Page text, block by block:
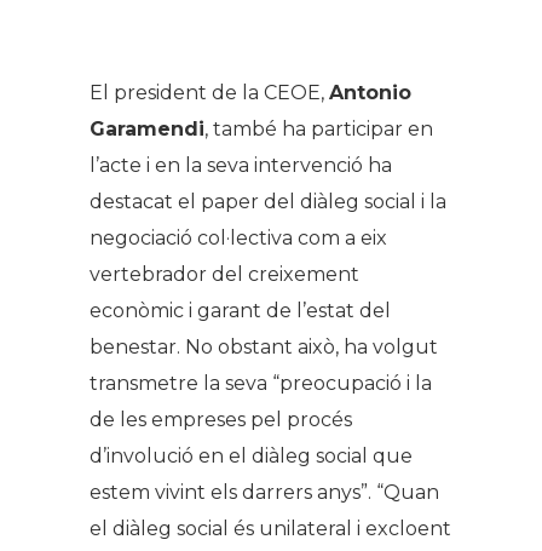
El president de la CEOE, Antonio
Garamendi, també ha participar en
l’acte i en la seva intervenció ha
destacat el paper del diàleg social i la
negociació col·lectiva com a eix
vertebrador del creixement
econòmic i garant de l’estat del
benestar. No obstant això, ha volgut
transmetre la seva “preocupació i la
de les empreses pel procés
d’involució en el diàleg social que
estem vivint els darrers anys”. “Quan
el diàleg social és unilateral i excloent